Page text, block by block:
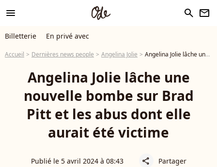
menu search newsletter
Billetterie En privé avec
Accueil Dernières news people Angelina Jolie Angelina Jolie lâche une nouvelle bombe sur Brad Pitt et les abus dont elle aurait été victime
Angelina Jolie lâche une
nouvelle bombe sur Brad
Pitt et les abus dont elle
aurait été victime
Publié le 5 avril 2024 à 08:43 share Partager